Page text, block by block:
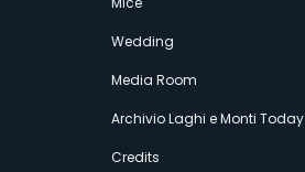
Wedding
Media Room
Archivio Laghi e Monti Today
Credits